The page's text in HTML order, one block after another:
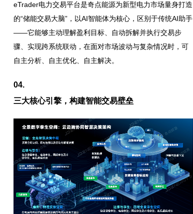
eTrader电力交易平台是奇点能源为新型电力市场量身打造
的“储能交易大脑”，以AI智能体为核心，区别于传统AI助手
——它能够主动理解盈利目标、自动拆解并执行交易步
骤、实现跨系统联动，在面对市场波动与复杂情况时，可
自主分析、自主优化、自主解决。
04.
三大核心引擎，构建智能交易壁垒